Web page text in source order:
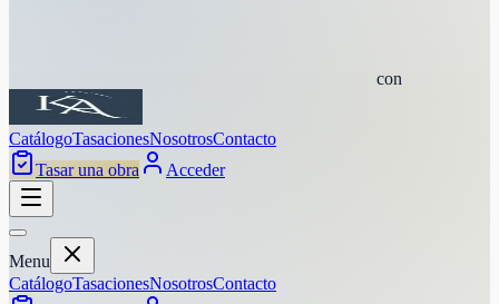
con
CatálogoTasacionesNosotrosContacto
Tasar una obra
Acceder
Menu
CatálogoTasacionesNosotrosContacto